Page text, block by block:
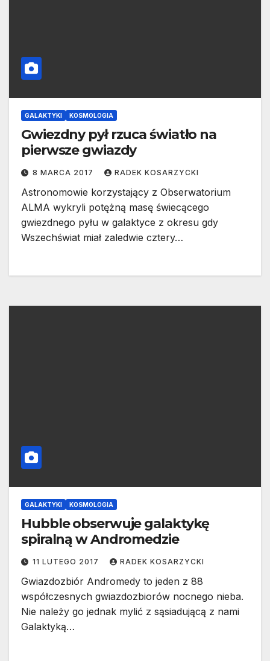
GALAKTYKI KOSMOLOGIA
Gwiezdny pył rzuca światło na
pierwsze gwiazdy
8 MARCA 2017 RADEK KOSARZYCKI
Astronomowie korzystający z Obserwatorium
ALMA wykryli potężną masę świecącego
gwiezdnego pyłu w galaktyce z okresu gdy
Wszechświat miał zaledwie cztery…
GALAKTYKI KOSMOLOGIA
Hubble obserwuje galaktykę
spiralną w Andromedzie
11 LUTEGO 2017 RADEK KOSARZYCKI
Gwiazdozbiór Andromedy to jeden z 88
współczesnych gwiazdozbiorów nocnego nieba.
Nie należy go jednak mylić z sąsiadującą z nami
Galaktyką…